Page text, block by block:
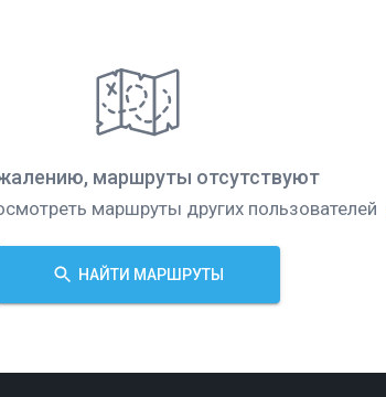
маршруты отсутствуют
маршруты других пользователей
НАЙТИ МАРШРУТЫ